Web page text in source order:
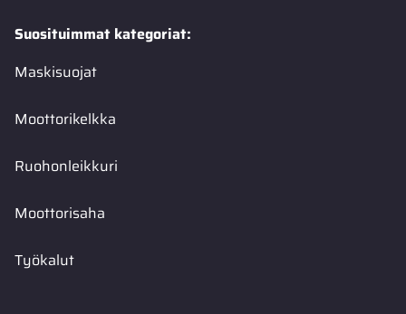
Suosituimmat kategoriat:
Maskisuojat
Moottorikelkka
Ruohonleikkuri
Moottorisaha
Työkalut